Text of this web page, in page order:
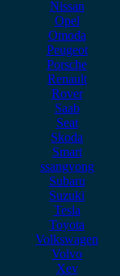
Nissan
Opel
Omoda
Peugeot
Porsche
Renault
Rover
Saab
Seat
Skoda
Smart
ssangyong
Subaru
Suzuki
Tesla
Toyota
Volkswagen
Volvo
Xev